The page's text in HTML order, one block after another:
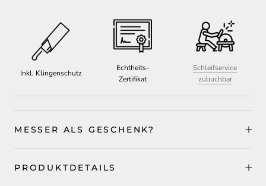
Inkl. Klingenschutz
Echtheits-
Zertifikat
Schleifservice
zubuchbar
MESSER ALS GESCHENK?
PRODUKTDETAILS